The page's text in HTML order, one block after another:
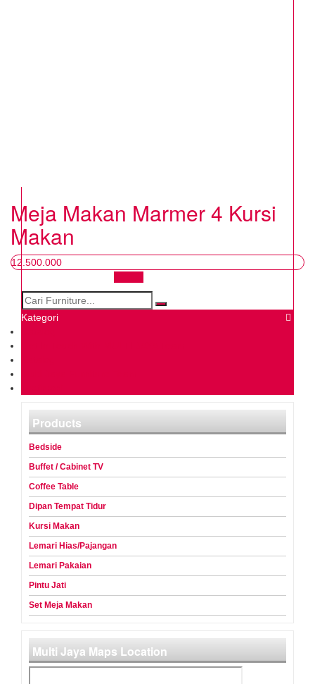
Meja Makan Marmer 4 Kursi
Makan
12.500.000
Kategori
Products
Bedside
Buffet / Cabinet TV
Coffee Table
Dipan Tempat Tidur
Kursi Makan
Lemari Hias/Pajangan
Lemari Pakaian
Pintu Jati
Set Meja Makan
Multi Jaya Maps Location